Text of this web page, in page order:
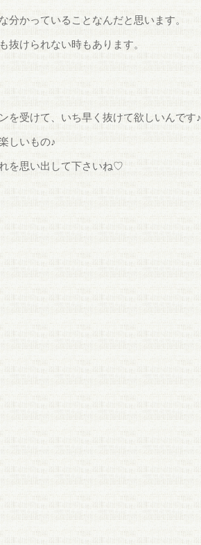
分かっていることなんだと思います。
抜けられない時もあります。
を受けて、いち早く抜けて欲しいんです♪
しいもの♪
を思い出して下さいね♡